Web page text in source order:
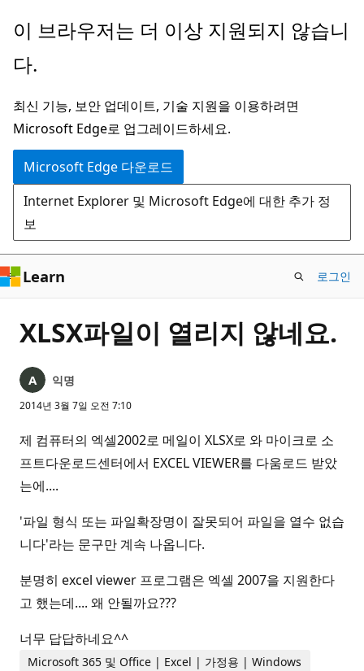
주
콘
츠
로
건
너
뛰
기
이 브라우저는 더 이상 지원되지 않습니
다.
최신 기능, 보안 업데이트, 기술 지원을 이용하려면
Microsoft Edge로 업그레이드하세요.
Microsoft Edge 다운로드
Internet Explorer 및 Microsoft Edge에 대한 추가 정
보
Learn 로그인
XLSX파일이 열리지 않네요.
익명
2014년 3월 7일 오전 7:10
제 컴퓨터의 엑셀2002로 메일이 XLSX로 와 마이크로 소
프트다운로드센터에서 EXCEL VIEWER를 다움로드 받았
는에....
'파일 형식 또는 파일확장명이 잘못되어 파일을 열수 없습
니다'라는 문구만 계속 나옵니다.
분명히 excel viewer 프로그램은 엑셀 2007을 지원한다
고 했는데.... 왜 안될까요???
너무 답답하네요^^
Microsoft 365 및 Office | Excel | 가정용 | Windows